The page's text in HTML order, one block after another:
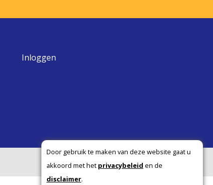
Door gebruik te maken van deze website gaat u
akkoord met het privacybeleid en de
disclaimer.
Inloggen